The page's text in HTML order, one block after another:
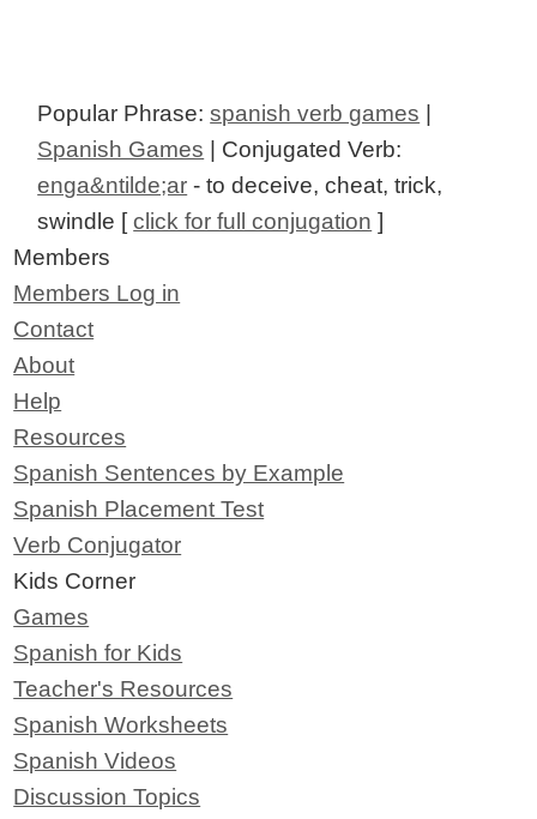
Popular Phrase:spanish verb games |
Spanish Games | Conjugated Verb:
enga&ntilde;ar - to deceive, cheat, trick,
swindle [click for full conjugation ]
Members
Members Log in
Contact
About
Help
Resources
Spanish Sentences by Example
Spanish Placement Test
Verb Conjugator
Kids Corner
Games
Spanish for Kids
Teacher's Resources
Spanish Worksheets
Spanish Videos
Discussion Topics